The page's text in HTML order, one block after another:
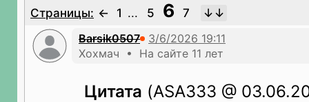
Страницы: ← 1 ... 5 6
7
Barsik0507
Хохмач • На сайте 11 лет
Цитата (ASA333 @